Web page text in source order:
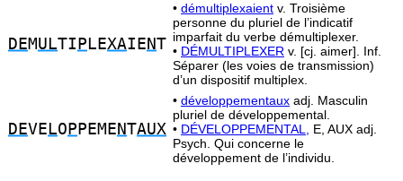
DEMULTI P LEXAIE NT
• démultiplexaient v. Troisième
personne du pluriel de l’indicatif
imparfait du verbe démultiplexer.
• DÉMULTIPLEXER v. [cj. aimer]. Inf.
Séparer (les voies de transmission)
d’un dispositif multiplex.
DEVE LO P PEME NTAUX
• développementaux adj. Masculin
pluriel de développemental.
• DÉVELOPPEMENTAL,
E, AUX adj.
Psych. Qui concerne le
développement de l’individu.